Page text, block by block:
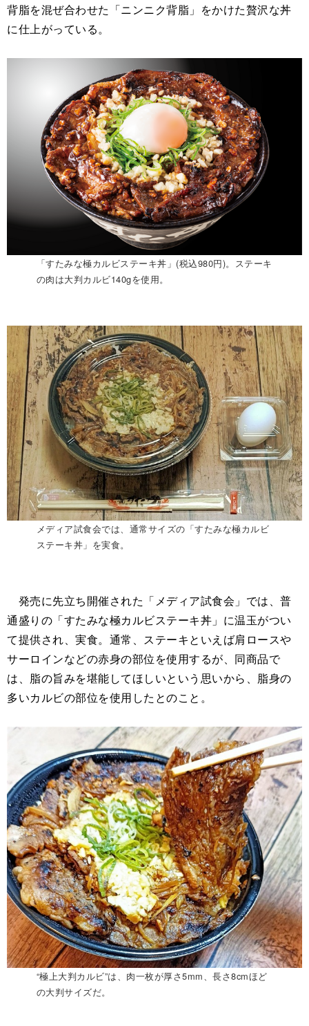
背脂を混ぜ合わせた「ニンニク背脂」をかけた贅沢な丼
に仕上がっている。
「すたみな極カルビステーキ丼」(税込980円)。ステーキ
の肉は大判カルビ140gを使用。
メディア試食会では、通常サイズの「すたみな極カルビ
ステーキ丼」を実食。
発売に先立ち開催された「メディア試食会」では、普
通盛りの「すたみな極カルビステーキ丼」に温玉がつい
て提供され、実食。通常、ステーキといえば肩ロースや
サーロインなどの赤身の部位を使用するが、同商品で
は、脂の旨みを堪能してほしいという思いから、脂身の
多いカルビの部位を使用したとのこと。
“極上大判カルビ”は、肉一枚が厚さ5mm、長さ8cmほど
の大判サイズだ。